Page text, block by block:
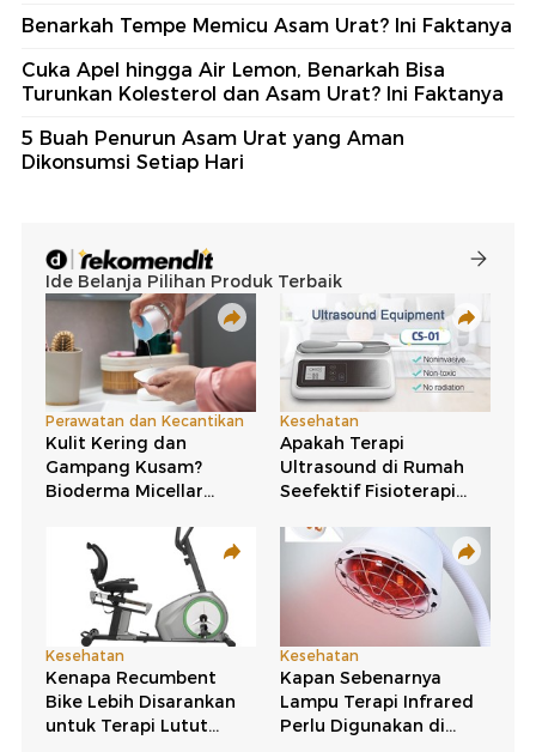
Benarkah Tempe Memicu Asam Urat? Ini Faktanya
Cuka Apel hingga Air Lemon, Benarkah Bisa
Turunkan Kolesterol dan Asam Urat? Ini Faktanya
5 Buah Penurun Asam Urat yang Aman
Dikonsumsi Setiap Hari